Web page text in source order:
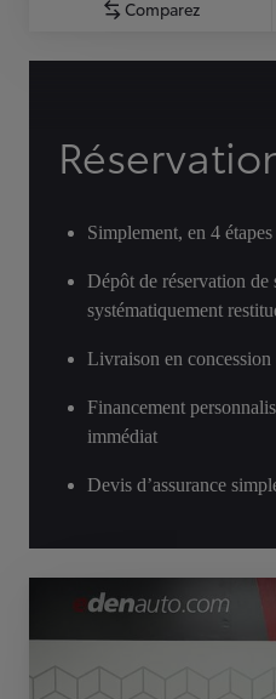
Comparez
Simplement, en 4 étapes
Dépôt de réservation de
systématiquement
Livraison en
Financement
immédiat
Devis d’assurance